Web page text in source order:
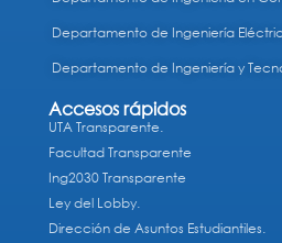
Departamento de Ingeniería
Departamento de Ingeniería y
Accesos rápidos
UTA Transparente.
Facultad Transparente
Ing2030 Transparente
Ley del Lobby.
Dirección de Asuntos Estudiantiles.